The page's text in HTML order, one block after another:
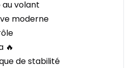
au volant
moderne
🔥
de stabilité